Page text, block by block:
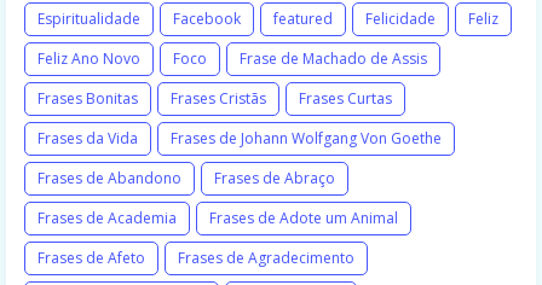
Espiritualidade
Facebook featured Felicidade
Feliz
Feliz Ano Novo
Foco
Frase de Machado de Assis
Frases Bonitas
Frases Cristãs
Frases Curtas
Frases da Vida
Frases de Johann Wolfgang Von Goethe
Frases de Abandono
Frases de Abraço
Frases de Academia
Frases de Adote um Animal
Frases de Afeto
Frases de Agradecimento